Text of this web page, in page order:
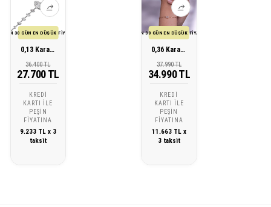
SON 30 GÜN EN DÜŞÜK FİYATI
0,13 Karat Baget Tasarım Pırlanta Bileklik
36.400 TL
27.700 TL
KREDI
KARTI ILE
PEŞIN
FIYATINA
9.233 TL x 3
taksit
SON 30 GÜN EN DÜŞÜK FİYATI
0,36 Karat Pırlanta Baget Tasarım Bileklik
37.990 TL
34.990 TL
KREDI
KARTI ILE
PEŞIN
FIYATINA
11.663 TL x
3 taksit